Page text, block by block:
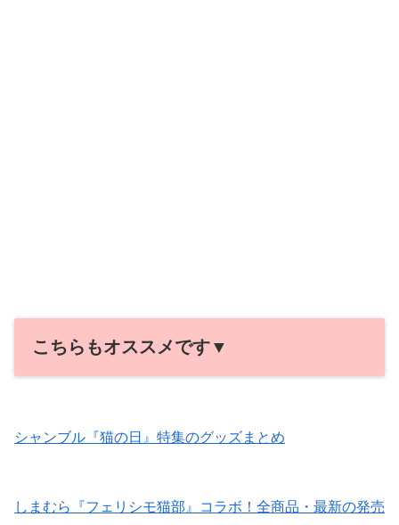
こちらもオススメです▼
シャンブル『猫の日』特集のグッズまとめ
しまむら『フェリシモ猫部』コラボ！全商品・最新の発売